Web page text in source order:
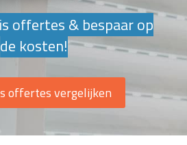
offertes & bespaar op
de kosten!
offertes vergelijken